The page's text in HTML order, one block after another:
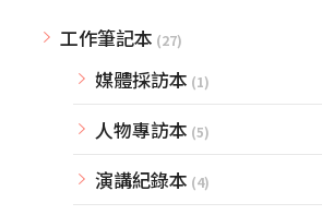
工作筆記本 (27)
媒體採訪本 (1)
人物專訪本 (5)
演講紀錄本 (4)